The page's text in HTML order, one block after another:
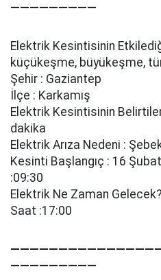
—————————
Elektrik Kesintisinin
küçükeşme, büyükeşme,
Şehir : Gaziantep
İlçe : Karkamış
Elektrik Kesintisinin
dakika
Elektrik Arıza Nedeni :
Kesinti Başlangıç : 16
:09:30
Elektrik Ne Zaman
Saat :17:00
—————————